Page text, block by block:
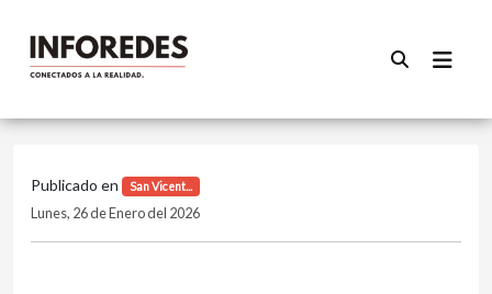
Publicado en San Vicent...
Lunes, 26 de Enero del 2026